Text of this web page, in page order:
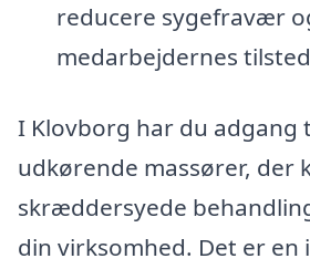
reducere sygefravær
medarbejdernes
I Klovborg har du adgang
udkørende massører, der
skræddersyede
din virksomhed. Det er en